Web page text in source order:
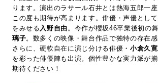
ります。演出のラサール石井とは熱海五郎一座
この度も期待が高まります。俳優・声優とし
をみせる入野自由。今作が櫻坂46卒業後初の
璃子。数多くの映像・舞台作品で独特の存在
さらに、硬軟自在に演じ分ける俳優・ 小倉久寛
を彩った俳優陣も出演。個性豊かな実力派が
期待ください！